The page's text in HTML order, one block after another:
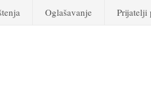
Oglašavanje Prijatelji